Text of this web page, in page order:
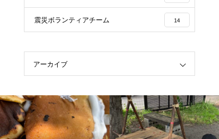
震災ボランティアチーム 14
アーカイブ